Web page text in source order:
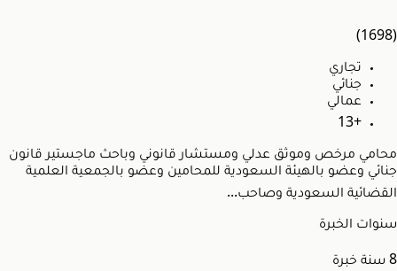
(1698)
تجاري
جنائي
عمالي
+13
محامي مرخص وموثق عدلي ومستشار قانوني وباحث ماجستير قانون
جنائي وعضو بالهيئة السعودية للمحامين وعضو بالجمعية العلمية
القضائية السعودية وصاحب...
سنوات الخبرة
8 سنة خبرة